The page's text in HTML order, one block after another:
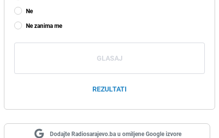
Ne
Ne zanima me
GLASAJ
REZULTATI
Dodajte Radiosarajevo.ba u omiljene Google izvore